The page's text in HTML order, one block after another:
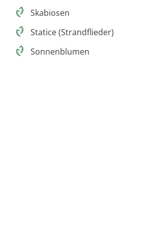
Skabiosen
Statice (Strandflieder)
Sonnenblumen